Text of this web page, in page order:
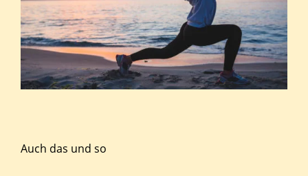
Auch das und so